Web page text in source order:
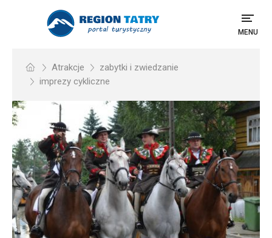
MENU
Atrakcje
zabytki i zwiedzanie
imprezy cykliczne